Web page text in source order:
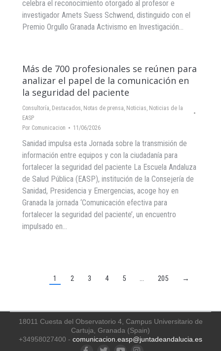
celebra el reconocimiento otorgado al profesor e
investigador Amets Suess Schwend, distinguido con el
Premio Orgullo Granada Activismo en Investigación…
Más de 700 profesionales se reúnen para
analizar el papel de la comunicación en
la seguridad del paciente
Consultoría, Destacados, Notas de prensa, Noticias, Noticias de la
EASP
Por Comunicacion 11/06/2026
Sanidad impulsa esta Jornada sobre la transmisión de
información entre equipos y con la ciudadanía para
fortalecer la seguridad del paciente La Escuela Andaluza
de Salud Pública (EASP), institución de la Consejería de
Sanidad, Presidencia y Emergencias, acoge hoy en
Granada la jornada ‘Comunicación efectiva para
fortalecer la seguridad del paciente’, un encuentro
impulsado en…
1 2 3 4 5 … 205 →
18011 Cuesta del Observatorio 4, Campus Universitario de
Cartuja, Granada (Spain)
+34958027400 - comunicacion.easp@juntadeandalucia.es